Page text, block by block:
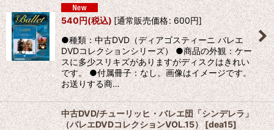
540円(税込)[通常販売価格: 600円]
●種類：中古DVD（ディアゴスティーニ バレエ
DVDコレクションシリーズ） ●商品の外観：ケー
スに多少スリキズがありますがディスクはきれい
です。 ●付属冊子：なし。画像はイメージです。
お送りする商…
中古DVD/チューリッヒ・バレエ団「シンデレラ」
（バレエDVDコレクションVOL.15）[dea15]